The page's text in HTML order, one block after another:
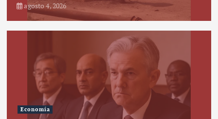
agosto 4, 2026
Economía